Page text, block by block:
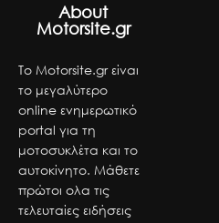
About
Motorsite.gr
Το Motorsite.gr είναι
το μεγαλύτερο
online ενημερωτικό
portal για τη
μοτοσυκλέτα και το
αυτοκίνητο. Μάθετε
πρώτοι ολα τις
τελευταίες ειδήσεις